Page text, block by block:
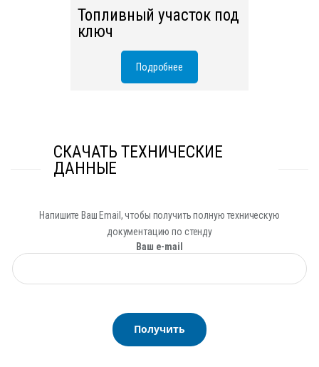
Топливный участок под
ключ
Подробнее
СКАЧАТЬ ТЕХНИЧЕСКИЕ
ДАННЫЕ
Напишите Ваш Email, чтобы получить полную техническую
документацию по стенду
Ваш e-mail